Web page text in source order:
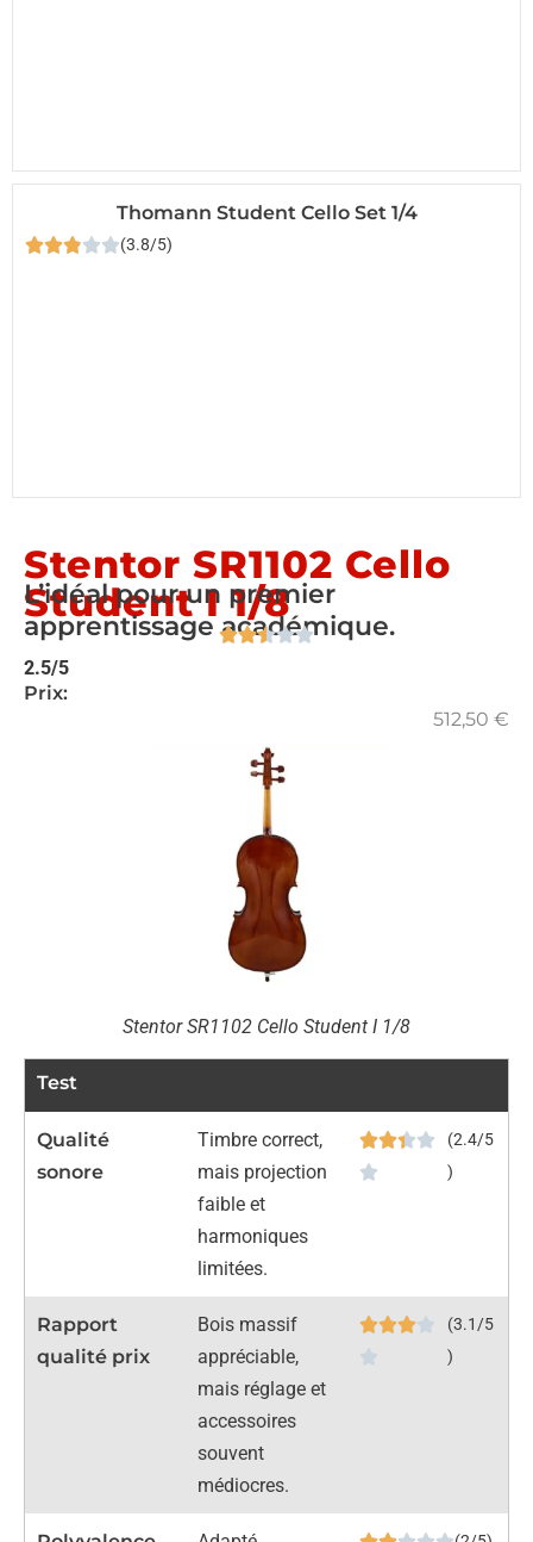
Thomann Student Cello Set 1/4
(3.8/5)
Stentor SR1102 Cello
Student I 1/8
L’idéal pour un premier
apprentissage académique.
2.5/5
Prix:
512,50 €
Stentor SR1102 Cello Student I 1/8
Test
Qualité
sonore
Timbre correct,
mais projection
faible et
harmoniques
limitées.
(2.4/5
)
Rapport
qualité prix
Bois massif
appréciable,
mais réglage et
accessoires
souvent
médiocres.
(3.1/5
)